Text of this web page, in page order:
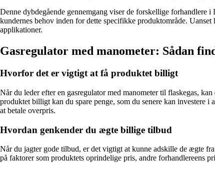
Denne dybdegående gennemgang viser de forskellige
kundernes behov inden for dette specifikke produktområde.
applikationer.
Gasregulator med manometer: Sådan
Hvorfor det er vigtigt at få produktet billigt
Når du leder efter en gasregulator med manometer til flaskegas,
produktet billigt kan du spare penge, som du senere kan investere
at betale overpris.
Hvordan genkender du ægte billige tilbud
Når du jagter gode tilbud, er det vigtigt at kunne adskille de ægte
på faktorer som produktets oprindelige pris, andre forhandlereens